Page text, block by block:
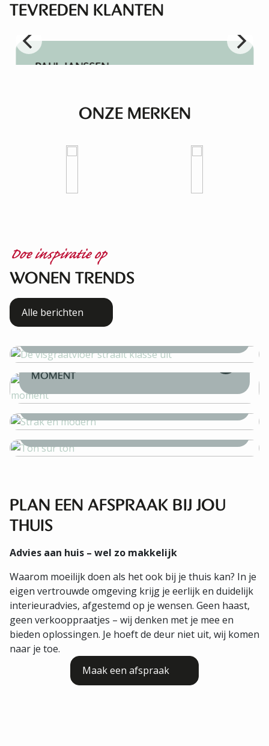
TEVREDEN KLANTEN
PAUL JANSSEN
bediening!ONZE MERKEN
Doe inspiratie op
WONEN TRENDS
Alle berichten
DE VISGRAATVLOER STRAALT
ORGANISCHE VORMEN: DE
WARME WOONSTIJL VAN DIT
MOMENT
STRAK EN MODERN
TON SUR TON
PLAN EEN AFSPRAAK BIJ JOU
THUIS
Advies aan huis – wel zo makkelijk
Waarom moeilijk doen als het ook bij je thuis kan? In je
eigen vertrouwde omgeving krijg je eerlijk en duidelijk
interieuradvies, afgestemd op je wensen. Geen haast,
geen verkooppraatjes – wij denken met je mee en
bieden oplossingen. Je hoeft de deur niet uit, wij komen
naar je toe.
Maak een afspraak